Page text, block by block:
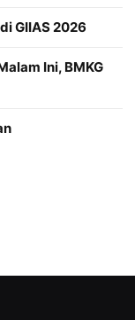
GIIAS 2026
Ini, BMKG